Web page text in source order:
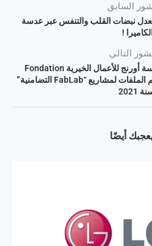
السابق
نبضات القلب والتنفس عبر عدسة
الكاميرا !
التالي
أورنج تونس وبدعم من مؤسسة أورنج للأعمال الخيرية Fondation
Orange تعلن عن فتح باب تقديم الملفات لمشاريع “FabLab التضامنية”
2021
أيضًا